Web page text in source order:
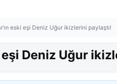
eski eşi Deniz Uğur ikizlerini paylaştı!
eşi Deniz Uğur